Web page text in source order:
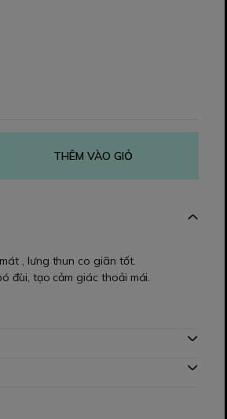
THÊM VÀO GIỎ
, lưng thun co giãn tốt.
đùi, tạo cảm giác thoải mái.